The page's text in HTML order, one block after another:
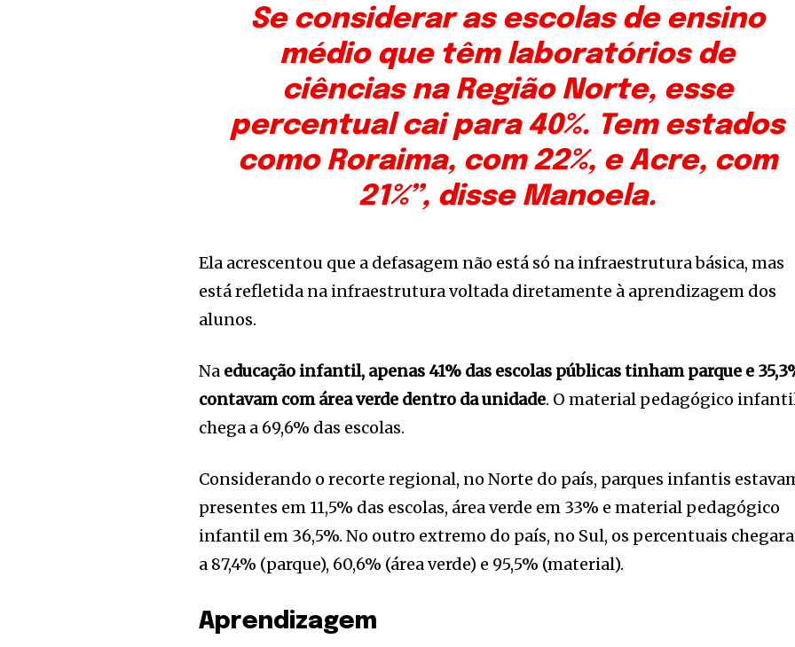
Se considerar as escolas de ensino
médio que têm laboratórios de
ciências na Região Norte, esse
percentual cai para 40%. Tem estados
como Roraima, com 22%, e Acre, com
21%”, disse Manoela.
Ela acrescentou que a defasagem não está só na infraestrutura básica, mas
está refletida na infraestrutura voltada diretamente à aprendizagem dos
alunos.
Na educação infantil, apenas 41% das escolas públicas tinham parque e
contavam com área verde dentro da unidade. O material pedagógico
chega a 69,6% das escolas.
Considerando o recorte regional, no Norte do país, parques infantis
presentes em 11,5% das escolas, área verde em 33% e material pedagógico
infantil em 36,5%. No outro extremo do país, no Sul, os percentuais
a 87,4% (parque), 60,6% (área verde) e 95,5% (material).
Aprendizagem